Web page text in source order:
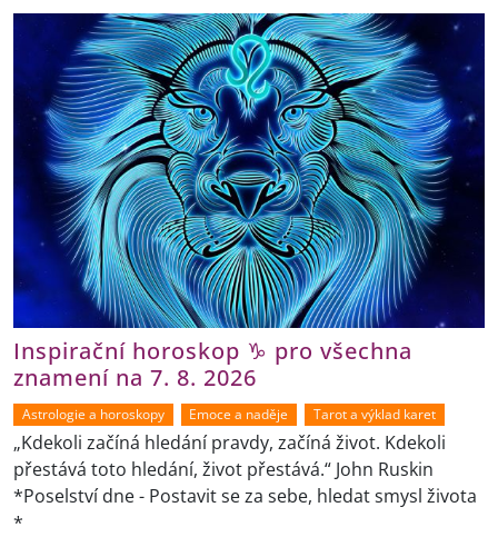
Inspirační horoskop ♑ pro všechna
znamení na 7. 8. 2026
Astrologie a horoskopy Emoce a naděje Tarot a výklad karet
„Kdekoli začíná hledání pravdy, začíná život. Kdekoli
přestává toto hledání, život přestává.“ John Ruskin
*Poselství dne - Postavit se za sebe, hledat smysl života
*